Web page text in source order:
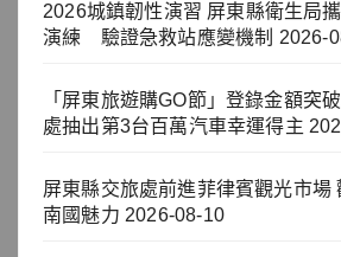
2026城鎮韌性演習 屏東縣衛生局
演練 驗證急救站應變機制 2026-
「屏東旅遊購GO節」登錄金額突
處抽出第3台百萬汽車幸運得主
屏東縣交旅處前進菲律賓觀光市場
南國魅力 2026-08-10